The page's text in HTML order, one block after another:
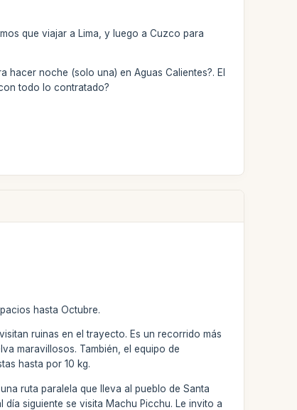
que viajar a Lima, y luego a Cuzco para
hacer noche (solo una) en Aguas Calientes?. El
todo lo contratado?
hasta Octubre.
ruinas en el trayecto. Es un recorrido más
maravillosos. También, el equipo de
hasta por 10 kg.
ruta paralela que lleva al pueblo de Santa
siguiente se visita Machu Picchu. Le invito a